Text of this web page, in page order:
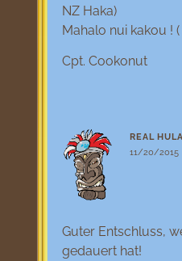
NZ Haka)
Mahalo nui kakou !
Cpt. Cookonut
REAL
11/20/2015
Guter Entschluss,
gedauert hat!